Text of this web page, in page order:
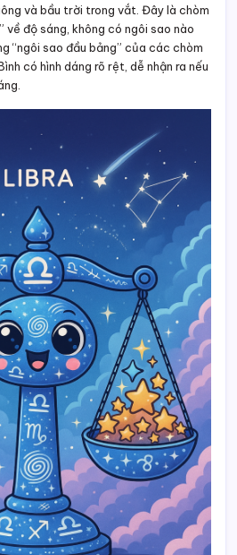
và bầu trời trong vắt. Đây là chòm
về độ sáng, không có ngôi sao nào
“ngôi sao đầu bảng” của các chòm
có hình dáng rõ rệt, dễ nhận ra nếu